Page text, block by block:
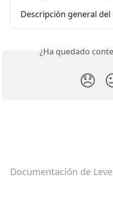
Descripción general
¿Ha quedado
😞
Documentación de